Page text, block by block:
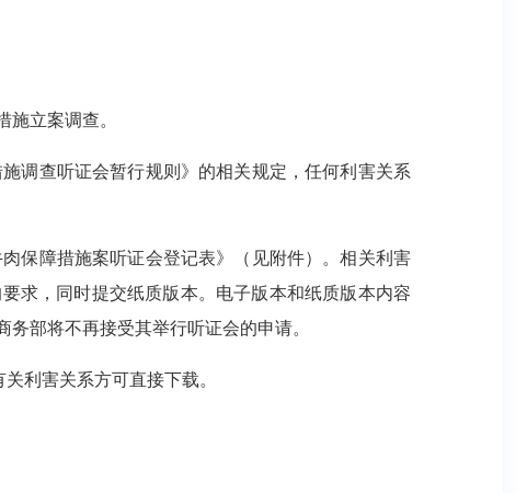
施立案调查。
调查听证会暂行规则》的相关规定，任何利害关系
保障措施案听证会登记表》（见附件）。相关利害
求，同时提交纸质版本。电子版本和纸质版本内容
部将不再接受其举行听证会的申请。
关利害关系方可直接下载。